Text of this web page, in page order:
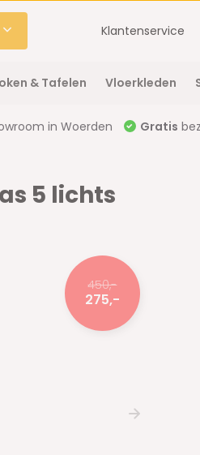
Klantenservice
& Tafelen Vloerkleden
in Woerden Gratis
5 lichts
450,-
275,-